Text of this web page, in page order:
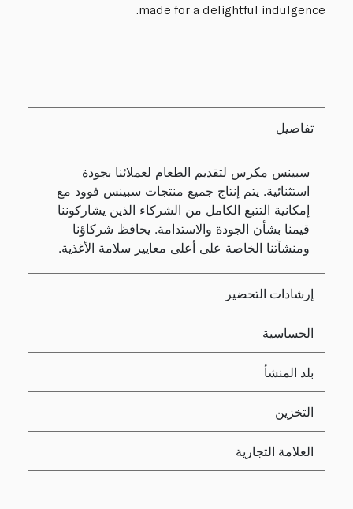
made for a delightful indulgence.
تفاصيل
سبينس مكرس لتقديم الطعام لعملائنا بجودة
استثنائية. يتم إنتاج جميع منتجات سبينس فوود مع
إمكانية التتبع الكامل من الشركاء الذين يشاركوننا
قيمنا بشأن الجودة والاستدامة. يحافظ شركاؤنا
ومنشآتنا الخاصة على أعلى معايير سلامة الأغذية.
إرشادات التحضير
الحساسية
بلد المنشأ
التخزين
العلامة التجارية